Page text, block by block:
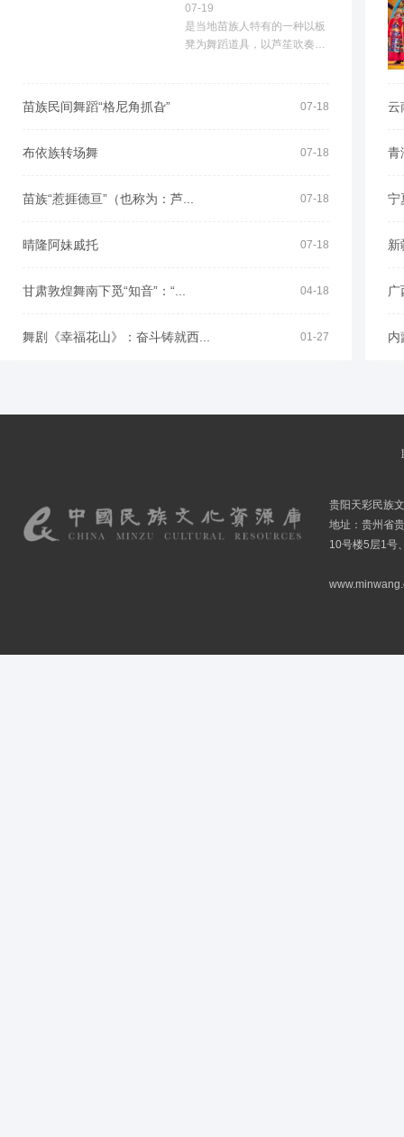
07-19
是当地苗族人特有的一种以板
凳为舞蹈道具，以芦笙吹奏为
苗族民间舞蹈“格尼角抓旮” 07-18
布依族转场舞 07-18
苗族“惹捱德亘”（也称为：芦... 07-18
晴隆阿妹戚托 07-18
甘肃敦煌舞南下觅“知音”：“... 04-18
舞剧《幸福花山》：奋斗铸就西... 01-27
云
青
宁
新
内
贵阳天彩民族
地址：贵州省
10号楼5层1号